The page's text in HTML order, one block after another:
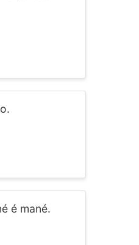
é mané.